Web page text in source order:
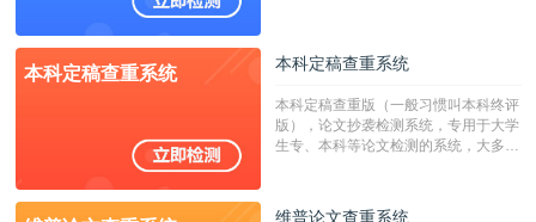
校用来检测硕博论文的系统，检测范围
广，数据来源真实，检测算法合理!本
字符数30万）
本科定稿查重系统 本科定稿查重系统
本科定稿查重版（一般习惯叫本科终评
版），论文抄袭检测系统，专用于大学
生专、本科等论文检测的系统，大多数
维普论文查重系统